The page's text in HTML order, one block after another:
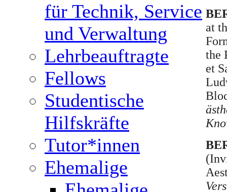
für Technik, Service
und Verwaltung
Lehrbeauftragte
Fellows
Studentische
Hilfskräfte
Tutor*innen
Ehemalige
at
the
et